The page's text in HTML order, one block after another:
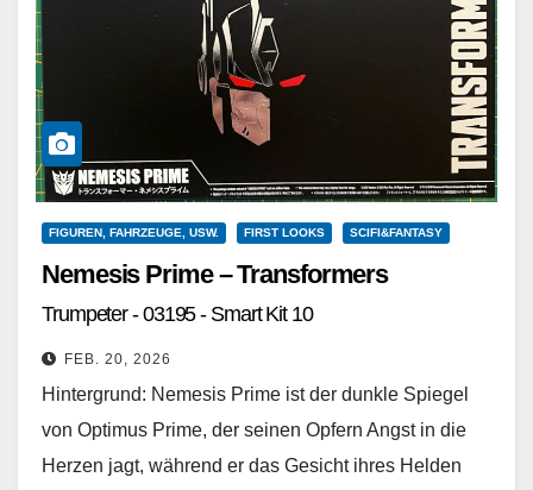
FIGUREN, FAHRZEUGE, USW. FIRST LOOKS SCIFI&FANTASY
Nemesis Prime – Transformers
Trumpeter - 03195 - Smart Kit 10
FEB. 20, 2026
Hintergrund: Nemesis Prime ist der dunkle Spiegel
von Optimus Prime, der seinen Opfern Angst in die
Herzen jagt, während er das Gesicht ihres Helden